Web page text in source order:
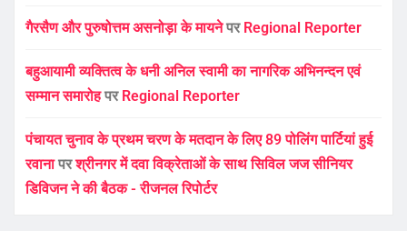
गैरसैण और पुरुषोत्तम असनोड़ा के मायनेपर Regional Reporter
बहुआयामी व्यक्तित्व के धनी अनिल स्वामी का नागरिक अभिनन्दन एवं
सम्मान समारोहपर Regional Reporter
पंचायत चुनाव के प्रथम चरण के मतदान के लिए 89 पोलिंग पार्टियां हुई
रवानापरश्रीनगर में दवा विक्रेताओं के साथ सिविल जज सीनियर
डिविजन ने की बैठक - रीजनल रिपोर्टर